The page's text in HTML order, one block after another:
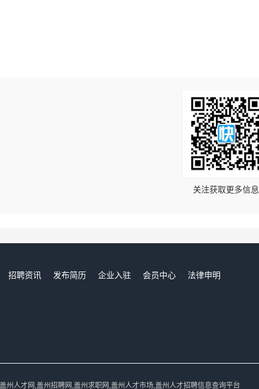
关注获取更多信息
招聘资讯 发布简历 企业入驻 会员中心
法律申明
盖州人才网,盖州招聘网,盖州求职网,盖州人才市场,盖州人才招聘信息查询平台